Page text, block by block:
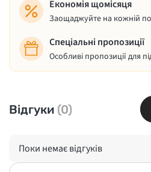
Економія щомісяця
Заощаджуйте на кожній
Спеціальні пропозиції
Особливі пропозиції для
Відгуки (0)
Поки немає відгуків